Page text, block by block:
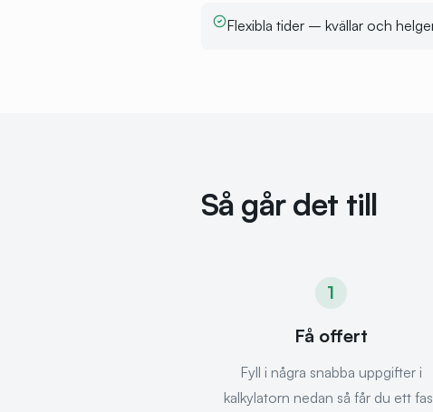
Flexibla tider – kvällar och
Så går det till
1
Få offert
Fyll i några snabba uppgifter i
kalkylatorn nedan så får du ett